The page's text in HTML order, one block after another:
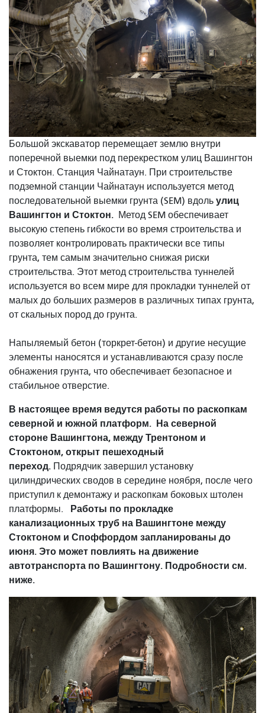
Большой экскаватор перемещает землю внутри
поперечной выемки под перекрестком улиц Вашингтон
и Стоктон. Станция Чайнатаун. При строительстве
подземной станции Чайнатаун ​​используется метод
последовательной выемки грунта (SEM) вдоль улиц
Вашингтон и Стоктон. Метод SEM обеспечивает
высокую степень гибкости во время строительства и
позволяет контролировать практически все типы
грунта, тем самым значительно снижая риски
строительства. Этот метод строительства туннелей
используется во всем мире для прокладки туннелей от
малых до больших размеров в различных типах грунта,
от скальных пород до грунта.
Напыляемый бетон (торкрет-бетон) и другие несущие
элементы наносятся и устанавливаются сразу после
обнажения грунта, что обеспечивает безопасное и
стабильное отверстие.
В настоящее время ведутся работы по раскопкам
северной и южной платформ. На северной
стороне Вашингтона, между Трентоном и
Стоктоном, открыт пешеходный
переход. Подрядчик завершил установку
цилиндрических сводов в середине ноября, после чего
приступил к демонтажу и раскопкам боковых штолен
платформы. Работы по прокладке
канализационных труб на Вашингтоне между
Стоктоном и Споффордом запланированы до
июня. Это может повлиять на движение
автотранспорта по Вашингтону. Подробности см.
ниже.